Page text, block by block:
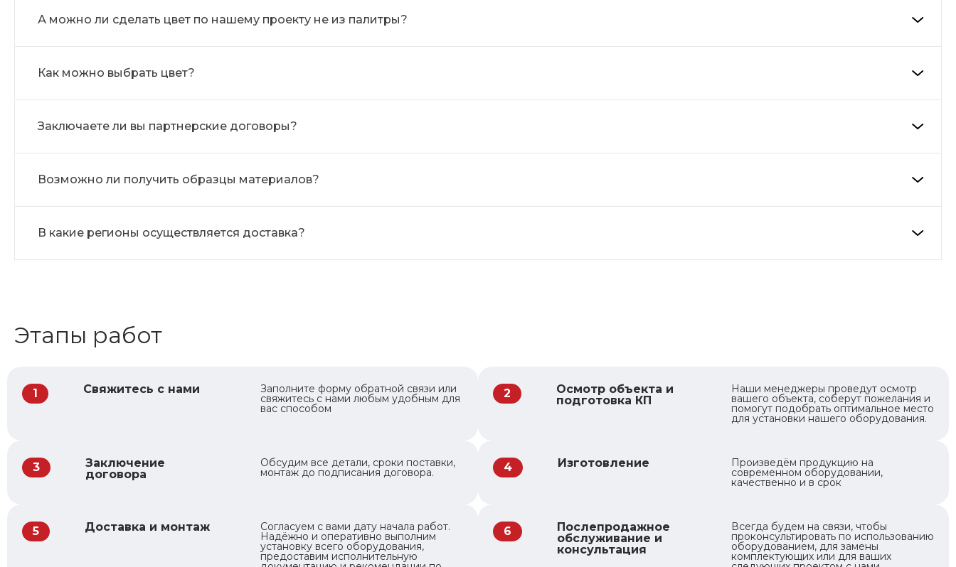
А можно ли сделать цвет по нашему проекту не из палитры?
Как можно выбрать цвет?
Заключаете ли вы партнерские договоры?
Возможно ли получить образцы материалов?
В какие регионы осуществляется доставка?
Этапы работ
1 Свяжитесь с нами Заполните форму обратной связи или
свяжитесь с нами любым удобным для
вас способом
2
Осмотр объекта и
подготовка КП
Наши менеджеры проведут осмотр
вашего объекта, соберут пожелания и
помогут подобрать оптимальное место
для установки нашего оборудования.
3
Заключение
договора
Обсудим все детали, сроки поставки,
монтаж до подписания договора. 4 Изготовление Произведём продукцию на
современном оборудовании,
качественно и в срок
5 Доставка и монтаж Согласуем с вами дату начала работ.
Надёжно и оперативно выполним
установку всего оборудования,
предоставим исполнительную
6
Послепродажное
обслуживание и
консультация
Всегда будем на связи, чтобы
проконсультировать по использованию
оборудованием, для замены
комплектующих или для ваших